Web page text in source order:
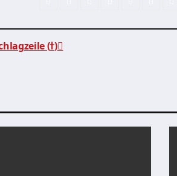
Fast richtige Schlagzeile (ߙ)